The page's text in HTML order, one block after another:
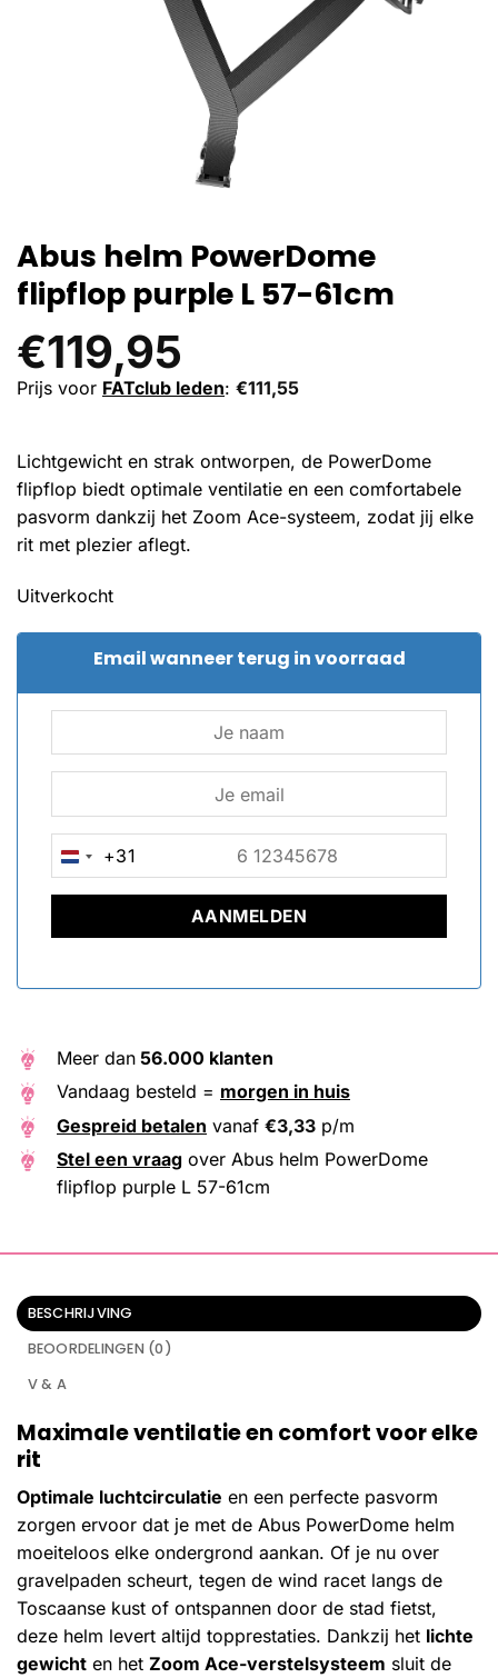
Abus helm PowerDome
flipflop purple L 57-61cm
€119,95
Prijs voor FATclub leden: €111,55
Lichtgewicht en strak ontworpen, de PowerDome
flipflop biedt optimale ventilatie en een comfortabele
pasvorm dankzij het Zoom Ace-systeem, zodat jij elke
rit met plezier aflegt.
Uitverkocht
Email wanneer terug in voorraad
NETHERLANDS
+31
+31
Meer dan 56.000 klanten
Vandaag besteld = morgen in huis
Gespreid betalen vanaf €3,33 p/m
Stel een vraag over Abus helm PowerDome
flipflop purple L 57-61cm
BESCHRIJVING
BEOORDELINGEN (0)
V & A
Maximale ventilatie en comfort voor elke
rit
Optimale luchtcirculatie en een perfecte pasvorm
zorgen ervoor dat je met de Abus PowerDome helm
moeiteloos elke ondergrond aankan. Of je nu over
gravelpaden scheurt, tegen de wind racet langs de
Toscaanse kust of ontspannen door de stad fietst,
deze helm levert altijd topprestaties. Dankzij het lichte
gewicht en het Zoom Ace-verstelsysteem sluit de